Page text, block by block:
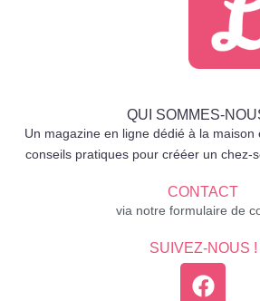
QUI SOMMES-
Un magazine en ligne dédié à la
conseils pratiques pour crééer un chez-
CONTACT
via notre formulaire de
SUIVEZ-NOUS !